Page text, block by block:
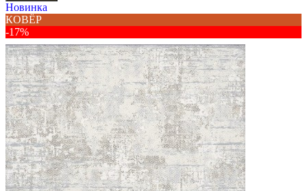
Новинка
КОВЁР
-17%